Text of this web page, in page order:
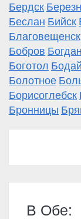
Бердск
Беслан Бийск
Благовещенск
Бобров
Боготол
Болотное
Борисоглебск
Бронницы
В Обе: